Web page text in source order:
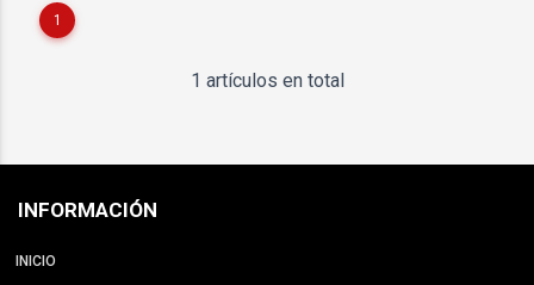
1
1 artículos en total
INFORMACIÓN
INICIO